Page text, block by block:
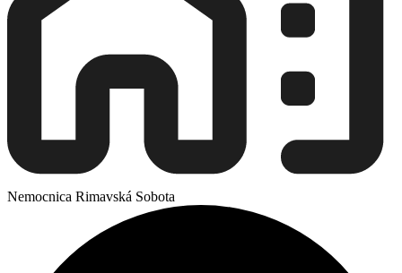
Nemocnica Rimavská Sobota